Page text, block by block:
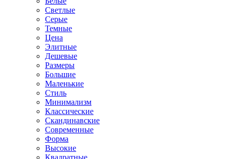
Светлые
Серые
Темные
Цена
Элитные
Дешевые
Размеры
Большие
Маленькие
Стиль
Минимализм
Классические
Скандинавские
Современные
Форма
Высокие
Квадратные